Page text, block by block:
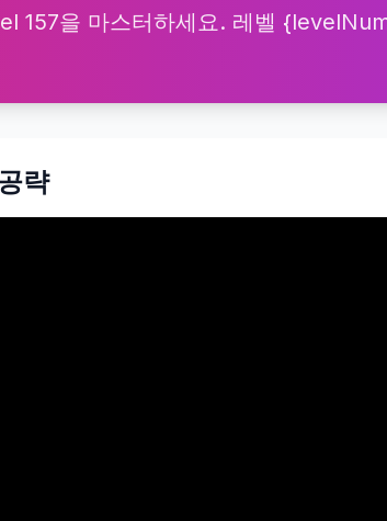
157을 마스터하세요. 레벨
략